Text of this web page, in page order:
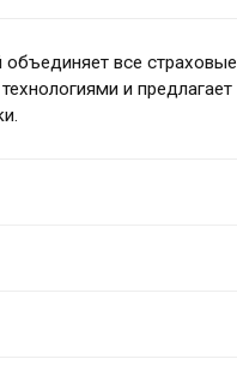
все страховые
и предлагает